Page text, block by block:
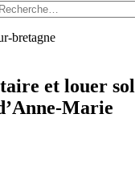
et louer
Marie